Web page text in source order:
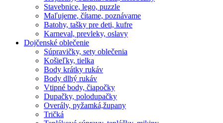
Stavebnice, lego, puzzle
Maľujeme, čítame, poznávame
Batohy, tašky pre deti, kufre
Karneval, prevleky, oslavy
Dojčenské oblečenie
Súpravičky, sety oblečenia
Košieľky, tielka
Body krátky rukáv
Body dlhý rukáv
Vtipné body, čiapočky
Dupačky, polodupačky
Overály, pyžamká,župany
Tričká